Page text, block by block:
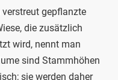
verstreut gepflanzte
die zusätzlich
wird, nennt man
sind Stammhöhen
sie werden daher